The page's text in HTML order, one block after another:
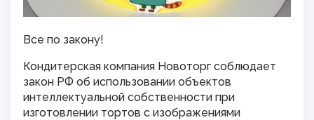
Все по закону!
Кондитерская компания Новоторг соблюдает
закон РФ об использовании объектов
интеллектуальной собственности при
изготовлении тортов с изображениями